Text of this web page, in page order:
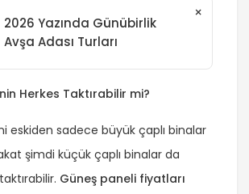
2026 Yazında Günübirlik
Avşa Adası Turları
×
Herkes Taktırabilir mi?
eskiden sadece büyük çaplı binalar
şimdi küçük çaplı binalar da
Güneş paneli fiyatları